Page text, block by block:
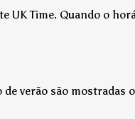
UK Time. Quando o
verão são mostradas